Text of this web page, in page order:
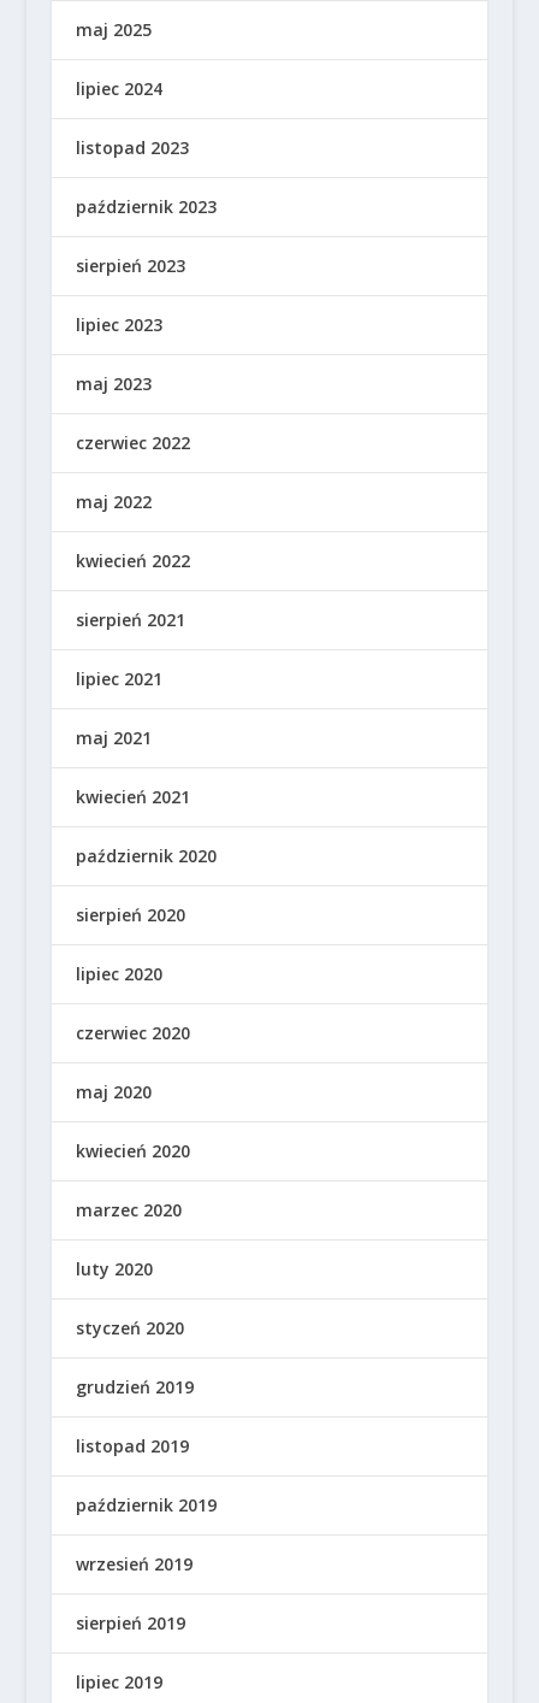
maj 2025
lipiec 2024
listopad 2023
październik 2023
sierpień 2023
lipiec 2023
maj 2023
czerwiec 2022
maj 2022
kwiecień 2022
sierpień 2021
lipiec 2021
maj 2021
kwiecień 2021
październik 2020
sierpień 2020
lipiec 2020
czerwiec 2020
maj 2020
kwiecień 2020
marzec 2020
luty 2020
styczeń 2020
grudzień 2019
listopad 2019
październik 2019
wrzesień 2019
sierpień 2019
lipiec 2019